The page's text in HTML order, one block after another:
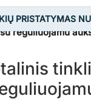
PRISTATYMAS
reguliuojamu